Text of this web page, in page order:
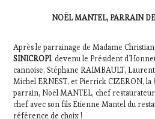
NOËL MANTEL, PARRAIN
Après le parrainage de Madame
SINICROPI, devenu le Président
cannoise, Stéphane RAIMBAULT,
Michel ERNEST, et Pierrick CIZERON, la
parrain, Noël MANTEL, chef restaurateur
chef avec son fils Etienne Mantel du
référence de choix !